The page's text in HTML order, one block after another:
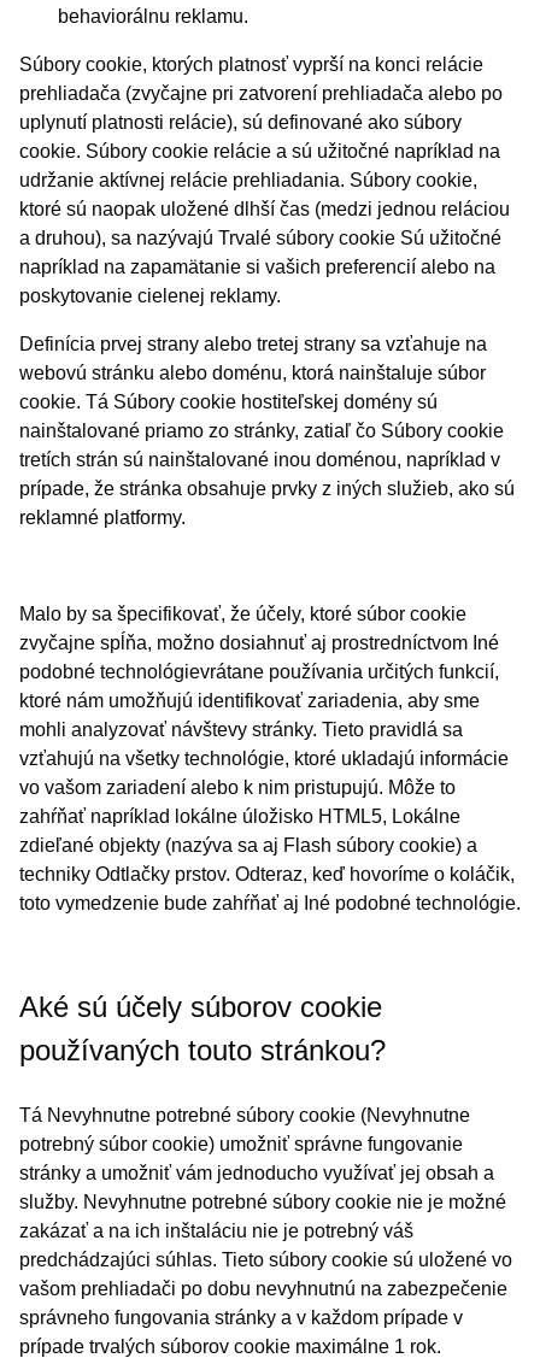
behaviorálnu reklamu.
Súbory cookie, ktorých platnosť vyprší na konci relácie
prehliadača (zvyčajne pri zatvorení prehliadača alebo po
uplynutí platnosti relácie), sú definované ako súbory
cookie. Súbory cookie relácie a sú užitočné napríklad na
udržanie aktívnej relácie prehliadania. Súbory cookie,
ktoré sú naopak uložené dlhší čas (medzi jednou reláciou
a druhou), sa nazývajú Trvalé súbory cookie Sú užitočné
napríklad na zapamätanie si vašich preferencií alebo na
poskytovanie cielenej reklamy.
Definícia prvej strany alebo tretej strany sa vzťahuje na
webovú stránku alebo doménu, ktorá nainštaluje súbor
cookie. Tá Súbory cookie hostiteľskej domény sú
nainštalované priamo zo stránky, zatiaľ čo Súbory cookie
tretích strán sú nainštalované inou doménou, napríklad v
prípade, že stránka obsahuje prvky z iných služieb, ako sú
reklamné platformy.
Malo by sa špecifikovať, že účely, ktoré súbor cookie
zvyčajne spĺňa, možno dosiahnuť aj prostredníctvom Iné
podobné technológievrátane používania určitých funkcií,
ktoré nám umožňujú identifikovať zariadenia, aby sme
mohli analyzovať návštevy stránky. Tieto pravidlá sa
vzťahujú na všetky technológie, ktoré ukladajú informácie
vo vašom zariadení alebo k nim pristupujú. Môže to
zahŕňať napríklad lokálne úložisko HTML5, Lokálne
zdieľané objekty (nazýva sa aj Flash súbory cookie) a
techniky Odtlačky prstov. Odteraz, keď hovoríme o koláčik,
toto vymedzenie bude zahŕňať aj Iné podobné technológie.
Aké sú účely súborov cookie
používaných touto stránkou?
Tá Nevyhnutne potrebné súbory cookie (Nevyhnutne
potrebný súbor cookie) umožniť správne fungovanie
stránky a umožniť vám jednoducho využívať jej obsah a
služby. Nevyhnutne potrebné súbory cookie nie je možné
zakázať a na ich inštaláciu nie je potrebný váš
predchádzajúci súhlas. Tieto súbory cookie sú uložené vo
vašom prehliadači po dobu nevyhnutnú na zabezpečenie
správneho fungovania stránky a v každom prípade v
prípade trvalých súborov cookie maximálne 1 rok.